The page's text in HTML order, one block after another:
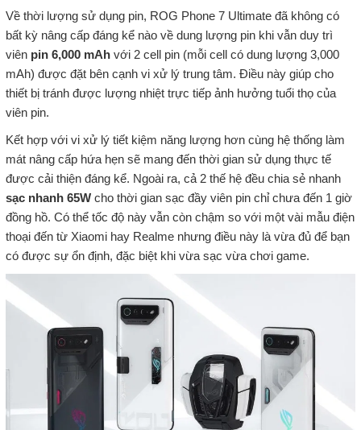
Về thời lượng sử dụng pin, ROG Phone 7 Ultimate đã không có
bất kỳ nâng cấp đáng kể nào về dung lượng pin khi vẫn duy trì
viên pin 6,000 mAhvới 2 cell pin (mỗi cell có dung lượng 3,000
mAh) được đặt bên cạnh vi xử lý trung tâm. Điều này giúp cho
thiết bị tránh được lượng nhiệt trực tiếp ảnh hưởng tuổi thọ của
viên pin.
Kết hợp với vi xử lý tiết kiệm năng lượng hơn cùng hệ thống làm
mát nâng cấp hứa hẹn sẽ mang đến thời gian sử dụng thực tế
được cải thiện đáng kể. Ngoài ra, cả 2 thế hệ đều chia sẻ nhanh
sạc nhanh 65Wcho thời gian sạc đầy viên pin chỉ chưa đến 1 giờ
đồng hồ. Có thể tốc độ này vẫn còn chậm so với một vài mẫu điện
thoại đến từ Xiaomi hay Realme nhưng điều này là vừa đủ để bạn
có được sự ổn định, đặc biệt khi vừa sạc vừa chơi game.